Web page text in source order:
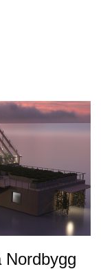
Nordbygg